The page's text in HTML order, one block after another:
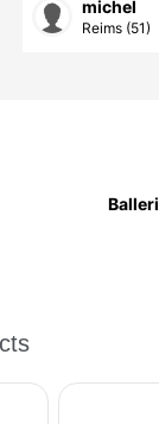
michel
Reims (51)